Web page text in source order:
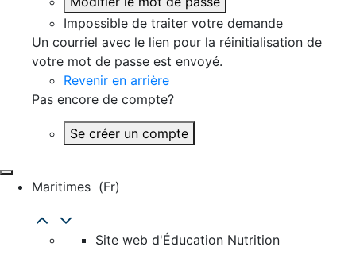
Impossible de traiter votre demande
Un courriel avec le lien pour la réinitialisation de
votre mot de passe est envoyé.
Revenir en arrière
Pas encore de compte?
Se créer un compte
Maritimes (fr)
Site web d'Éducation Nutrition